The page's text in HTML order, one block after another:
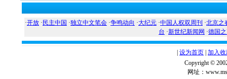
·开放 · 民主中国 ·独立中文笔会 ·争鸣动向 ·大纪元 ·中国人权双周刊 ·北京之
台 ·新世纪新闻网 ·德国
设为首页 加入
Copyright ©
网址：